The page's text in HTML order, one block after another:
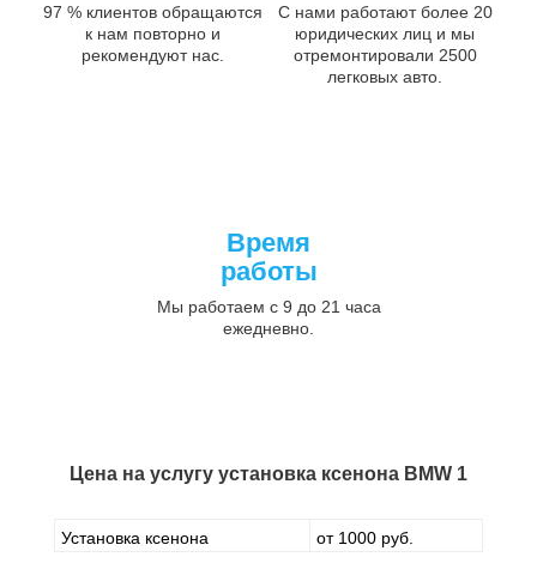
97 % клиентов обращаются
к нам повторно и
рекомендуют нас.
С нами работают более 20
юридических лиц и мы
отремонтировали 2500
легковых авто.
Время
работы
Мы работаем с 9 до 21 часа
ежедневно.
Цена на услугу установка ксенона BMW 1
Установка ксенона от 1000 руб.